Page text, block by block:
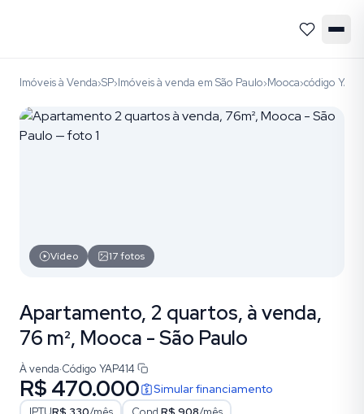
Imóveis à Venda›SP›Imóveis à venda em São Paulo›Mooca›código
Vídeo 17fotos
Apartamento, 2 quartos, à venda,
76 m², Mooca - São Paulo
À venda·Código YAP414
R$ 470.000 Simular financiamento